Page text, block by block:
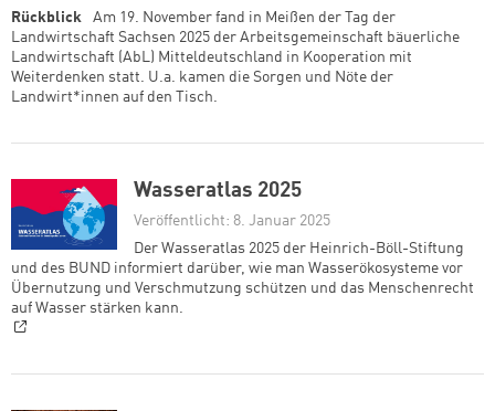
Rückblick
Am 19. November fand in Meißen der Tag der
Landwirtschaft Sachsen 2025 der Arbeitsgemeinschaft bäuerliche
Landwirtschaft (AbL) Mitteldeutschland in Kooperation mit
Weiterdenken statt. U.a. kamen die Sorgen und Nöte der
Landwirt*innen auf den Tisch.
Wasseratlas 2025
Veröffentlicht: 8. Januar 2025
Der Wasseratlas 2025 der Heinrich-Böll-Stiftung
und des BUND informiert darüber, wie man Wasserökosysteme vor
Übernutzung und Verschmutzung schützen und das Menschenrecht
auf Wasser stärken kann.